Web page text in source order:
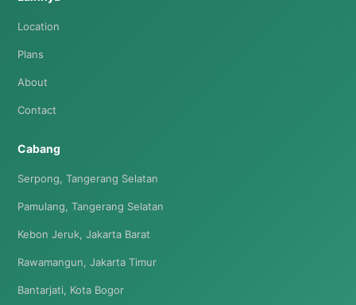
Location
Plans
About
Contact
Cabang
Serpong, Tangerang Selatan
Pamulang, Tangerang Selatan
Kebon Jeruk, Jakarta Barat
Rawamangun, Jakarta Timur
Bantarjati, Kota Bogor